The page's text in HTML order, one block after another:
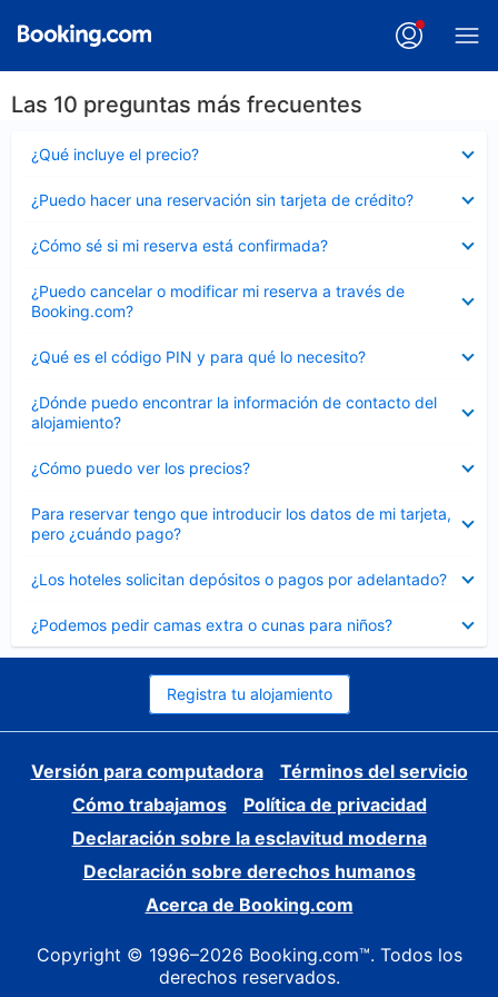
Las 10 preguntas más frecuentes
¿Qué incluye el precio?
cerrado
¿Puedo hacer una reservación sin tarjeta de crédito?
cerrado
¿Cómo sé si mi reserva está confirmada?
cerrado
¿Puedo cancelar o modificar mi reserva a través de
Booking.com?
cerrado
¿Qué es el código PIN y para qué lo necesito?
cerrado
¿Dónde puedo encontrar la información de contacto del
alojamiento?
cerrado
¿Cómo puedo ver los precios?
cerrado
Para reservar tengo que introducir los datos de mi tarjeta,
pero ¿cuándo pago?
cerrado
¿Los hoteles solicitan depósitos o pagos por adelantado?
cerrado
¿Podemos pedir camas extra o cunas para niños?
cerrado
Registra tu alojamiento
Versión para computadora
Términos del servicio
Cómo trabajamos
Política de privacidad
Declaración sobre la esclavitud moderna
Declaración sobre derechos humanos
Acerca de Booking.com
Copyright © 1996–2026 Booking.com™. Todos los
derechos reservados.